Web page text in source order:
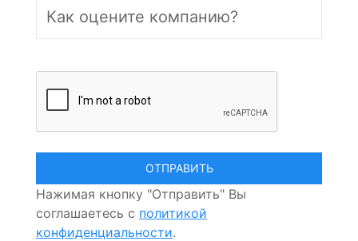
Нажимая кнопку "Отправить" Вы
соглашаетесь с политикой
конфиденциальности.